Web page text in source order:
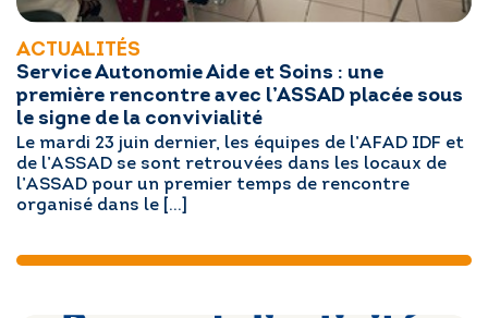
ACTUALITÉS
Service Autonomie Aide et Soins : une
première rencontre avec l’ASSAD placée sous
le signe de la convivialité
Le mardi 23 juin dernier, les équipes de l’AFAD IDF et
de l’ASSAD se sont retrouvées dans les locaux de
l’ASSAD pour un premier temps de rencontre
organisé dans le […]